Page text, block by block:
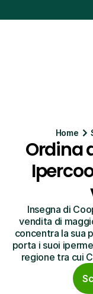
Home
Ordina
Insegna di
vendita di
concentra la sua
porta i suoi
regione tra cui